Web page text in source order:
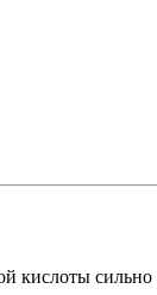
кислоты